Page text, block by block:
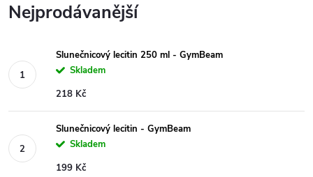
Nejprodávanější
Slunečnicový lecitin 250 ml - GymBeam
Skladem
218 Kč
Slunečnicový lecitin - GymBeam
Skladem
199 Kč